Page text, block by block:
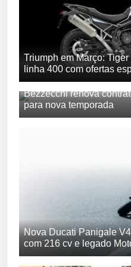
Triumph em Março:
linha 400 com ofertas
Bezzecchi renova
para nova temporada
Nova Ducati Panigale
com 216 cv e legado